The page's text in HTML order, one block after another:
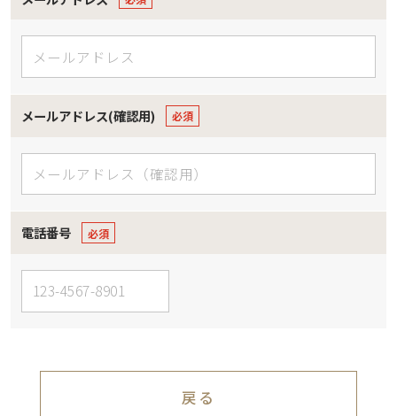
メールアドレス(確認用)
電話番号
戻る